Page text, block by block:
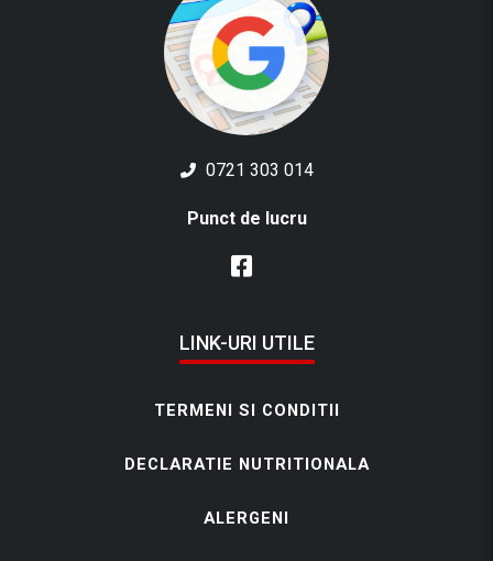
0721 303 014
Punct de lucru
LINK-URI UTILE
TERMENI SI CONDITII
DECLARATIE NUTRITIONALA
ALERGENI